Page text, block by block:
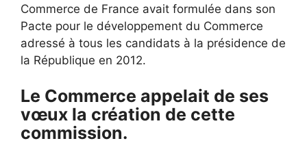
Commerce de France avait formulée dans son
Pacte pour le développement du Commerce
adressé à tous les candidats à la présidence de
la République en 2012.
Le Commerce appelait de ses
vœux la création de cette
commission.